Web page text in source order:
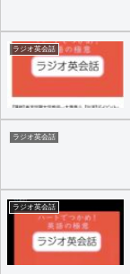
ラジオ英会話
ラジオ英会話
ラジオ英会話